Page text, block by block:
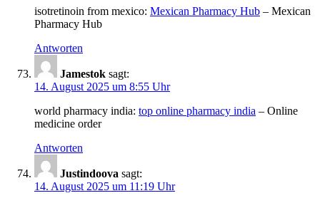
isotretinoin from mexico: Mexican Pharmacy Hub – Mexican
Pharmacy Hub
Antworten
Jamestok sagt:
14. August 2025 um 8:55 Uhr
world pharmacy india: top online pharmacy india – Online
medicine order
Antworten
Justindoova sagt:
14. August 2025 um 11:19 Uhr